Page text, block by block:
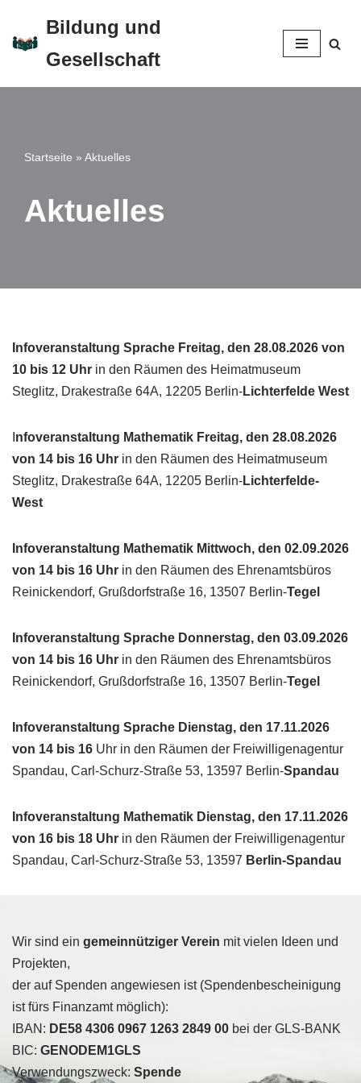
Zum
springen
Bildung und
Gesellschaft
Startseite » Aktuelles
Aktuelles
Infoveranstaltung Sprache Freitag, den 28.08.2026 von
10 bis 12 Uhr in den Räumen des Heimatmuseum
Steglitz, Drakestraße 64A, 12205 Berlin-Lichterfelde West
nfoveranstaltung Mathematik Freitag, den 28.08.2026
von 14 bis 16 Uhr in den Räumen des Heimatmuseum
Steglitz, Drakestraße 64A, 12205 Berlin-Lichterfelde-
West
Infoveranstaltung Mathematik Mittwoch, den 02.09.2026
von 14 bis 16 Uhr in den Räumen des Ehrenamtsbüros
Reinickendorf, Grußdorfstraße 16, 13507 Berlin-Tegel
Infoveranstaltung Sprache Donnerstag, den 03.09.2026
von 14 bis 16 Uhr in den Räumen des Ehrenamtsbüros
Reinickendorf, Grußdorfstraße 16, 13507 Berlin-Tegel
Infoveranstaltung Sprache Dienstag, den 17.11.2026
von 14 bis 16 Uhr in den Räumen der Freiwilligenagentur
Spandau, Carl-Schurz-Straße 53, 13597 Berlin-Spandau
Infoveranstaltung Mathematik Dienstag, den 17.11.2026
von 16 bis 18 Uhr in den Räumen der Freiwilligenagentur
Spandau, Carl-Schurz-Straße 53, 13597 Berlin-Spandau
Wir sind ein gemeinnütziger Verein mit vielen Ideen und
Projekten,
der auf Spenden angewiesen ist (Spendenbescheinigung
ist fürs Finanzamt möglich):
IBAN: DE58 4306 0967 1263 2849 00 bei der GLS-BANK
BIC: GENODEM1GLS
Verwendungszweck: Spende